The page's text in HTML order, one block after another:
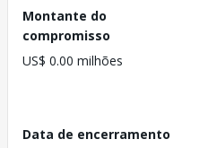
Montante do
compromisso
US$ 0.00 milhões
Data de encerramento